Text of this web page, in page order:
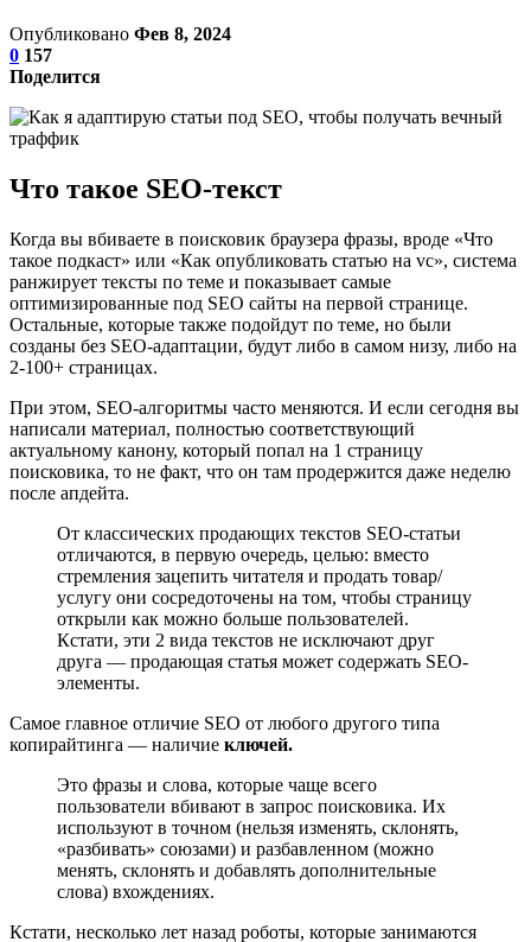
Опубликовано Фев 8, 2024
0 157
Поделится
Что такое SEO-текст
Когда вы вбиваете в поисковик браузера фразы, вроде «Что
такое подкаст» или «Как опубликовать статью на vc», система
ранжирует тексты по теме и показывает самые
оптимизированные под SEO сайты на первой странице.
Остальные, которые также подойдут по теме, но были
созданы без SEO-адаптации, будут либо в самом низу, либо на
2-100+ страницах.
При этом, SEO-алгоритмы часто меняются. И если сегодня вы
написали материал, полностью соответствующий
актуальному канону, который попал на 1 страницу
поисковика, то не факт, что он там продержится даже неделю
после апдейта.
От классических продающих текстов SEO-статьи
отличаются, в первую очередь, целью: вместо
стремления зацепить читателя и продать товар/
услугу они сосредоточены на том, чтобы страницу
открыли как можно больше пользователей.
Кстати, эти 2 вида текстов не исключают друг
друга ― продающая статья может содержать SEO-
элементы.
Самое главное отличие SEO от любого другого типа
копирайтинга ― наличие ключей.
Это фразы и слова, которые чаще всего
пользователи вбивают в запрос поисковика. Их
используют в точном (нельзя изменять, склонять,
«разбивать» союзами) и разбавленном (можно
менять, склонять и добавлять дополнительные
слова) вхождениях.
Кстати, несколько лет назад роботы, которые занимаются